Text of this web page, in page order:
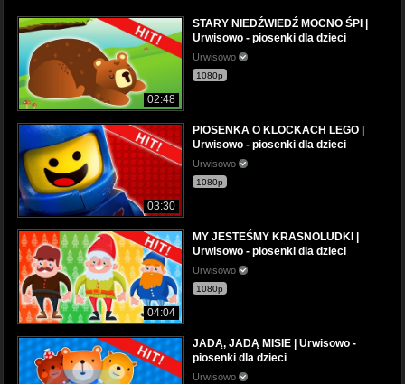
02:48
STARY NIEDŹWIEDŹ MOCNO ŚPI |
Urwisowo - piosenki dla dzieci
Urwisowo
1080p
03:30
PIOSENKA O KLOCKACH LEGO |
Urwisowo - piosenki dla dzieci
Urwisowo
1080p
04:04
MY JESTEŚMY KRASNOLUDKI |
Urwisowo - piosenki dla dzieci
Urwisowo
1080p
JADĄ, JADĄ MISIE | Urwisowo -
piosenki dla dzieci
Urwisowo